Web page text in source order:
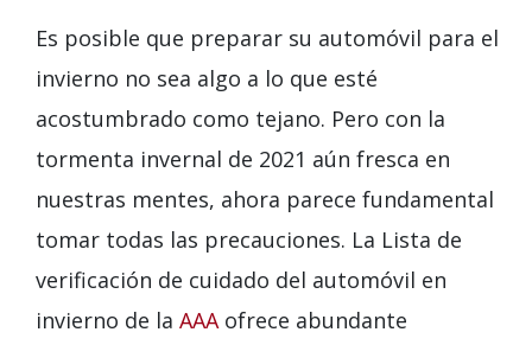
Es posible que preparar su automóvil para el
invierno no sea algo a lo que esté
acostumbrado como tejano. Pero con la
tormenta invernal de 2021 aún fresca en
nuestras mentes, ahora parece fundamental
tomar todas las precauciones. La Lista de
verificación de cuidado del automóvil en
invierno de la AAAofrece abundante